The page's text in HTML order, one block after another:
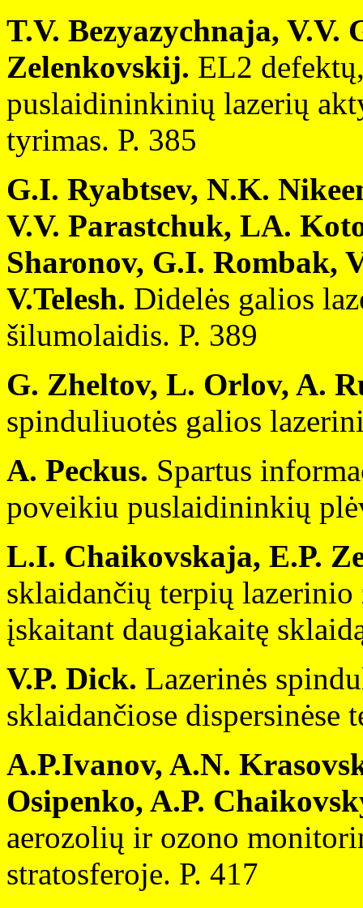
T.V. Bezyazychnaja, V.V.
Zelenkovskij. EL2
puslaidininkinių lazerių
tyrimas. P. 385
G.I. Ryabtsev, N.K.
V.V. Parastchuk, LA.
Sharonov, G.I. Rombak,
V.Telesh. Didelės galios
šilumolaidis. P. 389
G. Zheltov, L. Orlov, A.
spinduliuotės galios
A. Peckus. Spartus
poveikiu puslaidininkių
L.I. Chaikovskaja, E.P.
sklaidančių terpių
įskaitant daugiakaitę
V.P. Dick. Lazerinės
sklaidančiose dispersinėse
A.P.Ivanov, A.N.
Osipenko, A.P.
aerozolių ir ozono
stratosferoje. P. 417